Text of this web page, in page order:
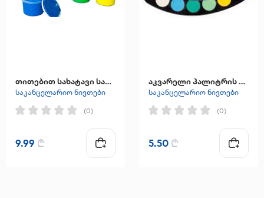
თითებით სახატავი საღებავი,MILAN
საკანცელარიო ნივთები
(0)
9.99 ₾
აკვარელი პალიტრის ფორმის,CENTRUM
საკანცელარიო ნივთები
(0)
5.50 ₾